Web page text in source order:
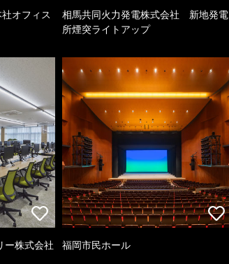
オフィス
相馬共同火力発電株式会社 新地発電
所煙突ライトアップ
ー株式会社
福岡市民ホール